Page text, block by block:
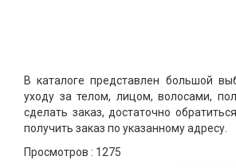
В каталоге представлен большой
уходу за телом, лицом, волосами,
сделать заказ, достаточно
получить заказ по указанному адресу.
Просмотров : 1275